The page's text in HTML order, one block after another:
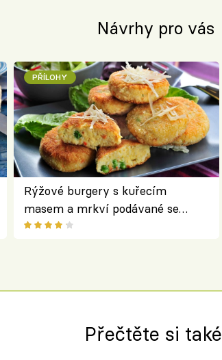
Návrhy pro vás
PŘÍLOHY
Rýžové burgery s kuřecím
masem a mrkví podávané se
salátem – lehká a chutná večeře
Přečtěte si také